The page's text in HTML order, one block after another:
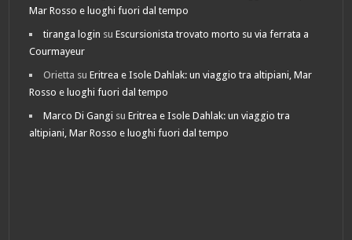
Mar Rosso e luoghi fuori dal tempo
tiranga login suEscursionista trovato morto su via ferrata a
Courmayeur
Orietta suEritrea e Isole Dahlak: un viaggio tra altipiani, Mar
Rosso e luoghi fuori dal tempo
Marco Di Gangi suEritrea e Isole Dahlak: un viaggio tra
altipiani, Mar Rosso e luoghi fuori dal tempo